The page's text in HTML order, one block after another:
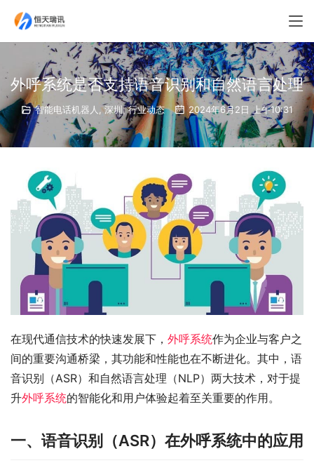
外呼系统是否支持语音识别和自然语言处理
智能电话机器人 ,深圳,行业动态 2024年6月2日 上午10:31
在现代通信技术的快速发展下， 外呼系统作为企业与客户之
间的重要沟通桥梁，其功能和性能也在不断进化。其中，语
音识别（ASR）和自然语言处理（NLP）两大技术，对于提
升外呼系统的智能化和用户体验起着至关重要的作用。
一、语音识别（ASR）在外呼系统中的应用